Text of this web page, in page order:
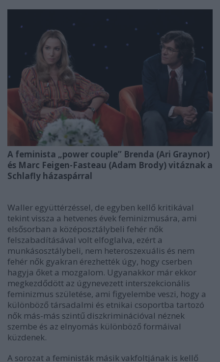
A feminista „power couple” Brenda (Ari Graynor)
és Marc Feigen-Fasteau (Adam Brody) vitáznak a
Schlafly házaspárral
Waller együttérzéssel, de egyben kellő kritikával
tekint vissza a hetvenes évek feminizmusára, ami
elsősorban a középosztálybeli fehér nők
felszabadításával volt elfoglalva, ezért a
munkásosztálybeli, nem heteroszexuális és nem
fehér nők gyakran érezhették úgy, hogy cserben
hagyja őket a mozgalom. Ugyanakkor már ekkor
megkezdődött az úgynevezett interszekcionális
feminizmus születése, ami figyelembe veszi, hogy a
különböző társadalmi és etnikai csoportba tartozó
nők más-más szintű diszkriminációval néznek
szembe és az elnyomás különböző formáival
küzdenek.
A sorozat a feministák másik vakfoltjának is kellő